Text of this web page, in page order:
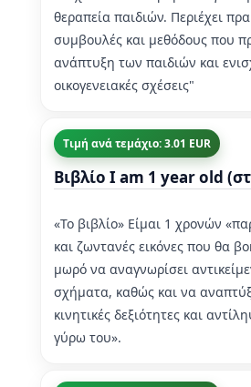
θεραπεία παιδιών. Περιέχει
συμβουλές και μεθόδους που
ανάπτυξη των παιδιών και
οικογενειακές σχέσεις"
Τιμή ανά τεμάχιο: 3.01 EUR
Βιβλίο I am 1 year old
«Το βιβλίο» Είμαι 1 χρονών
και ζωντανές εικόνες που θα
μωρό να αναγνωρίσει
σχήματα, καθώς και να
κινητικές δεξιότητες και
γύρω του».